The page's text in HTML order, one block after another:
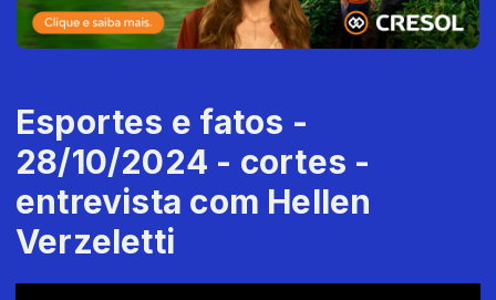
Esportes e fatos -
28/10/2024 - cortes -
entrevista com Hellen
Verzeletti